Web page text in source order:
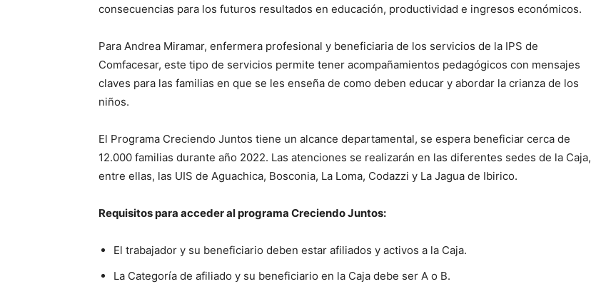
consecuencias para los futuros resultados en educación, productividad e ingresos económicos.
Para Andrea Miramar, enfermera profesional y beneficiaria de los servicios de la IPS de
Comfacesar, este tipo de servicios permite tener acompañamientos pedagógicos con mensajes
claves para las familias en que se les enseña de como deben educar y abordar la crianza de los
niños.
El Programa Creciendo Juntos tiene un alcance departamental, se espera beneficiar cerca de
12.000 familias durante año 2022. Las atenciones se realizarán en las diferentes sedes de la Caja,
entre ellas, las UIS de Aguachica, Bosconia, La Loma, Codazzi y La Jagua de Ibirico.
Requisitos para acceder al programa Creciendo Juntos:
El trabajador y su beneficiario deben estar afiliados y activos a la Caja.
La Categoría de afiliado y su beneficiario en la Caja debe ser A o B.